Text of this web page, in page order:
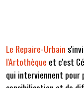
Le Repaire-Urbain
l'Artothèque et c'est
qui interviennent pour